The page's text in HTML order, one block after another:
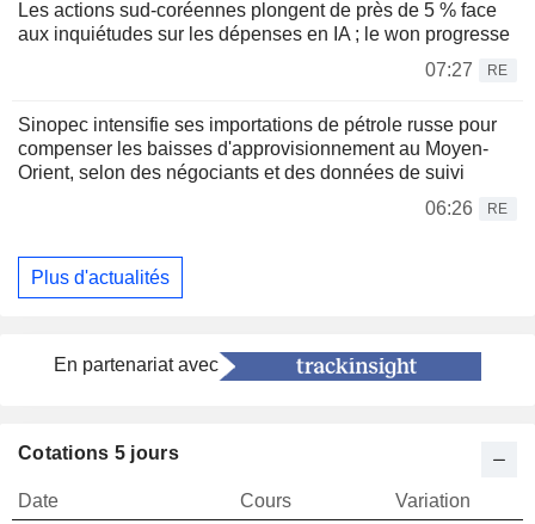
Les actions sud-coréennes plongent de près de 5 % face
aux inquiétudes sur les dépenses en IA ; le won progresse
07:27
RE
Sinopec intensifie ses importations de pétrole russe pour
compenser les baisses d'approvisionnement au Moyen-
Orient, selon des négociants et des données de suivi
06:26
RE
Plus d'actualités
En partenariat avec
Cotations 5 jours
Date Cours
Variation